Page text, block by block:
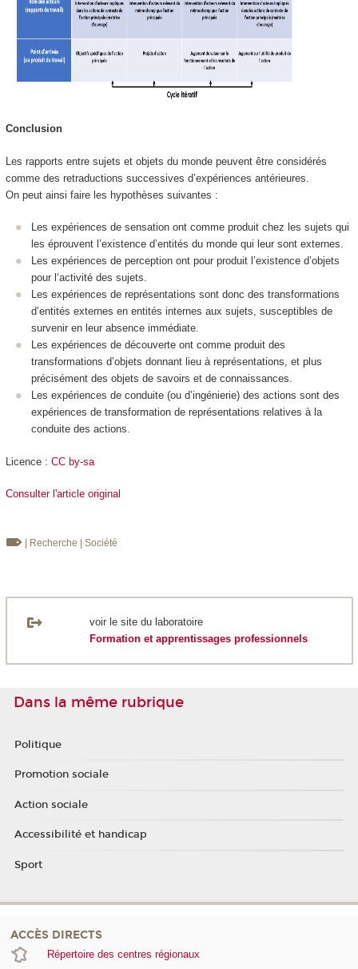
Conclusion
Les rapports entre sujets et objets du monde peuvent être considérés
comme des retraductions successives d’expériences antérieures.
On peut ainsi faire les hypothèses suivantes :
Les expériences de sensation ont comme produit chez les sujets qui
les éprouvent l’existence d’entités du monde qui leur sont externes.
Les expériences de perception ont pour produit l’existence d’objets
pour l‘activité des sujets.
Les expériences de représentations sont donc des transformations
d’entités externes en entités internes aux sujets, susceptibles de
survenir en leur absence immédiate.
Les expériences de découverte ont comme produit des
transformations d’objets donnant lieu à représentations, et plus
précisément des objets de savoirs et de connaissances.
Les expériences de conduite (ou d’ingénierie) des actions sont des
expériences de transformation de représentations relatives à la
conduite des actions.
Licence : CC by-sa
Consulter l'article original
| Recherche | Société
voir le site du laboratoire
Formation et apprentissages professionnels
Dans la même rubrique
Politique
Promotion sociale
Action sociale
Accessibilité et handicap
Sport
ACCÈS DIRECTS
Répertoire des centres régionaux